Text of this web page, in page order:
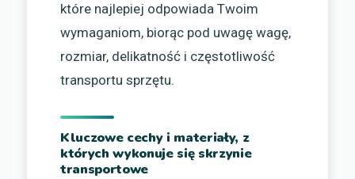
które najlepiej odpowiada Twoim
wymaganiom, biorąc pod uwagę wagę,
rozmiar, delikatność i częstotliwość
transportu sprzętu.
Kluczowe cechy i materiały, z
których wykonuje się skrzynie
transportowe